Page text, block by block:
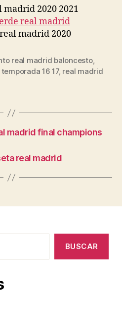
real madrid baloncesto,
16 17, real madrid
madrid final champions
real madrid
BUSCAR